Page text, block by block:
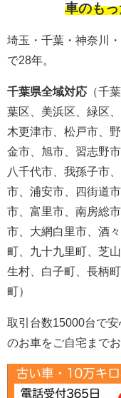
車のも
埼玉・千葉・神奈川
で28年。
千葉県全域対応 （千
葉区、美浜区、緑区
木更津市、松戸市、
金市、旭市、習志野
八千代市、我孫子市
市、浦安市、四街道
市、富里市、南房総
市、大網白里市、酒
町、九十九里町、芝
生村、白子町、長柄
町）
取引台数15000台で
のお車をご自宅まで